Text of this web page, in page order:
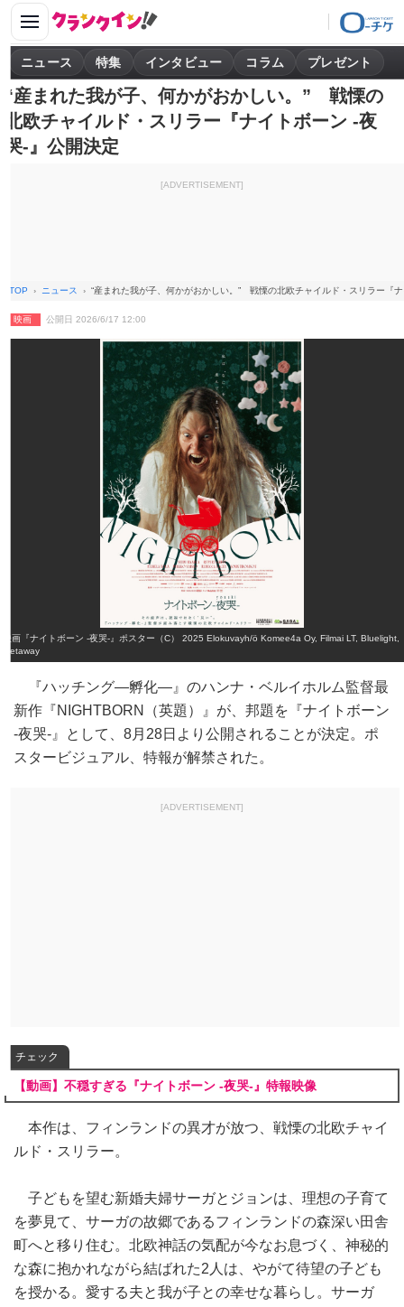
ニュース 特集 インタビュー コラム プレゼント
“産まれた我が子、何かがおかしい。” 戦慄の
北欧チャイルド・スリラー『ナイトボーン -夜
哭-』公開決定
[ADVERTISEMENT]
TOP ニュース “産まれた我が子、何かがおかしい。” 戦慄の北欧チャイルド・スリラー『
映画 公開日 2026/6/17 12:00
映画『ナイトボーン -夜哭-』ポスター（C） 2025 Elokuvayh/ö Komee4a Oy, Filmai LT, Bluelight,
Getaway
『ハッチング―孵化―』のハンナ・ベルイホルム監督最
新作『NIGHTBORN（英題）』が、邦題を『ナイトボーン
-夜哭-』として、8月28日より公開されることが決定。ポ
スタービジュアル、特報が解禁された。
[ADVERTISEMENT]
チェック
【動画】不穏すぎる『ナイトボーン -夜哭-』特報映像
本作は、フィンランドの異才が放つ、戦慄の北欧チャイ
ルド・スリラー。
子どもを望む新婚夫婦サーガとジョンは、理想の子育て
を夢見て、サーガの故郷であるフィンランドの森深い田舎
町へと移り住む。北欧神話の気配が今なお息づく、神秘的
な森に抱かれながら結ばれた2人は、やがて待望の子ども
を授かる。愛する夫と我が子との幸せな暮らし。サーガ